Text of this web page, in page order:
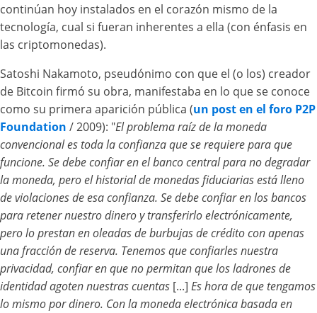
continúan hoy instalados en el corazón mismo de la
tecnología, cual si fueran inherentes a ella (con énfasis en
las criptomonedas).
Satoshi Nakamoto, pseudónimo con que el (o los) creador
de Bitcoin firmó su obra, manifestaba en lo que se conoce
como su primera aparición pública (un post en el foro P2P
Foundation / 2009): "El problema raíz de la moneda
convencional es toda la confianza que se requiere para que
funcione. Se debe confiar en el banco central para no degradar
la moneda, pero el historial de monedas fiduciarias está lleno
de violaciones de esa confianza. Se debe confiar en los bancos
para retener nuestro dinero y transferirlo electrónicamente,
pero lo prestan en oleadas de burbujas de crédito con apenas
una fracción de reserva. Tenemos que confiarles nuestra
privacidad, confiar en que no permitan que los ladrones de
identidad agoten nuestras cuentas [...] Es hora de que tengamos
lo mismo por dinero. Con la moneda electrónica basada en